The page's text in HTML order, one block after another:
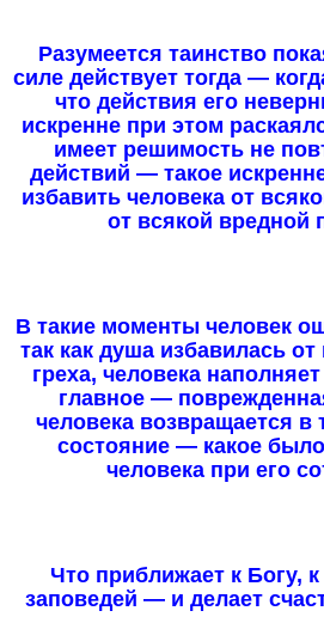
Разумеется таинство
силе действует тогда —
что действия его
искренне при этом
имеет решимость не
действий — такое
избавить человека от
от всякой вредной
В такие моменты человек
так как душа избавилась
греха, человека
главное —
человека возвращается в
состояние — какое
человека при его
Что приближает к Богу,
заповедей — и делает